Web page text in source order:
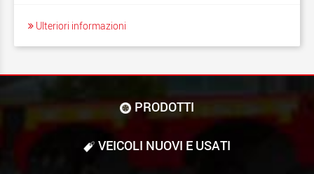
Ulteriori informazioni
PRODOTTI
VEICOLI NUOVI E USATI